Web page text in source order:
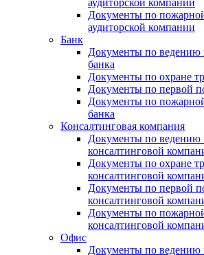
аудиторской компании
Документы по
аудиторской компании
Банк
Документы по ведению
банка
Документы по охране
Документы по первой
Документы по
банка
Консалтинговая компания
Документы по ведению
консалтинговой
Документы по охране
консалтинговой
Документы по первой
консалтинговой
Документы по
консалтинговой
Офис
Документы по ведению